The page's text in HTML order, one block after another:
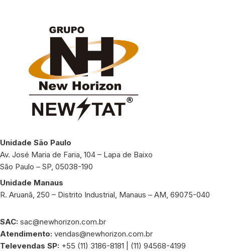
Unidade São Paulo
Av. José Maria de Faria, 104 – Lapa de Baixo
São Paulo – SP, 05038-190
Unidade Manaus
R. Aruanã, 250 – Distrito Industrial, Manaus – AM, 69075-040
SAC: sac@newhorizon.com.br
Atendimento: vendas@newhorizon.com.br
Televendas SP: +55 (11) 3186-8181 | (11) 94568-4199